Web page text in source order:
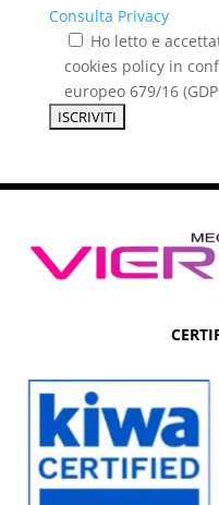
Consulta Privacy
Ho letto e
cookies policy in
europeo 679/16